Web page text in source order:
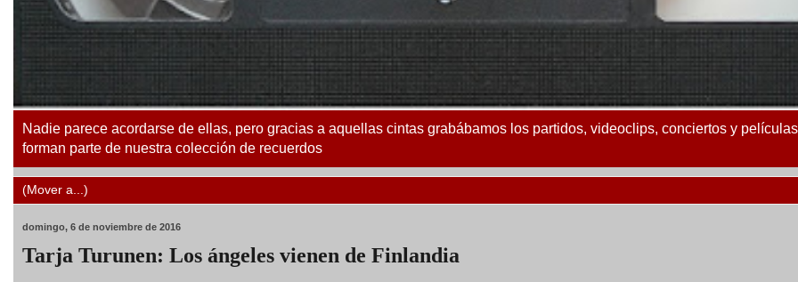
Nadie parece acordarse de ellas, pero gracias a aquellas cintas grabábamos los partidos, videoclips, conciertos y
forman parte de nuestra colección de recuerdos
domingo, 6 de noviembre de 2016
Tarja Turunen: Los ángeles vienen de Finlandia